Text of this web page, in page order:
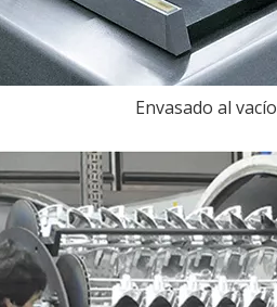
Envasado al vacío